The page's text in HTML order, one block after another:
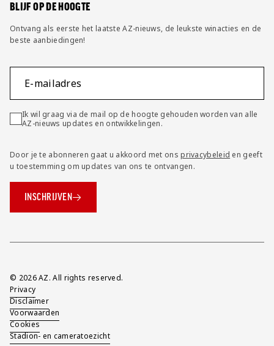
BLIJF OP DE HOOGTE
Ontvang als eerste het laatste AZ-nieuws, de leukste winacties en de
beste aanbiedingen!
E-mailadres
Ik wil graag via de mail op de hoogte gehouden worden van alle
AZ-nieuws updates en ontwikkelingen.
Door je te abonneren gaat u akkoord met onsprivacybeleid en geeft
u toestemming om updates van ons te ontvangen.
INSCHRIJVEN
Overig
© 2026 AZ. All rights reserved.
Privacy
Disclaimer
Voorwaarden
Cookies
Stadion- en cameratoezicht